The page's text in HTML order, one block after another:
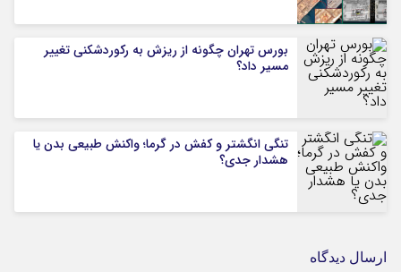
بورس تهران چگونه از ریزش به رکوردشکنی تغییر
مسیر داد؟
تنگی انگشتر و کفش در گرما؛ واکنش طبیعی بدن یا
هشدار جدی؟
ارسال دیدگاه